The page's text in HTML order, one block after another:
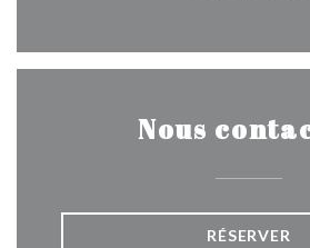
Nous
RÉSERVER